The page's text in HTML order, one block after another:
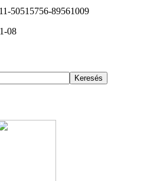
50515756-89561009
08